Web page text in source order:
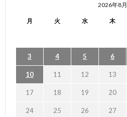
2026年8月
月 火 水 木
3 4 5 6
10 11 12 13
17 18 19 20
24 25 26 27